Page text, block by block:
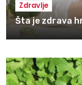
Zdravlje
Šta je zdrava